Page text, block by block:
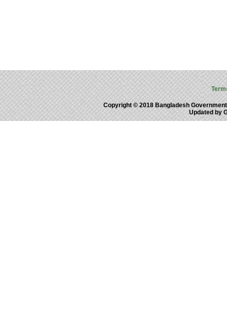
Copyright © 2018 Bangladesh
Updated by